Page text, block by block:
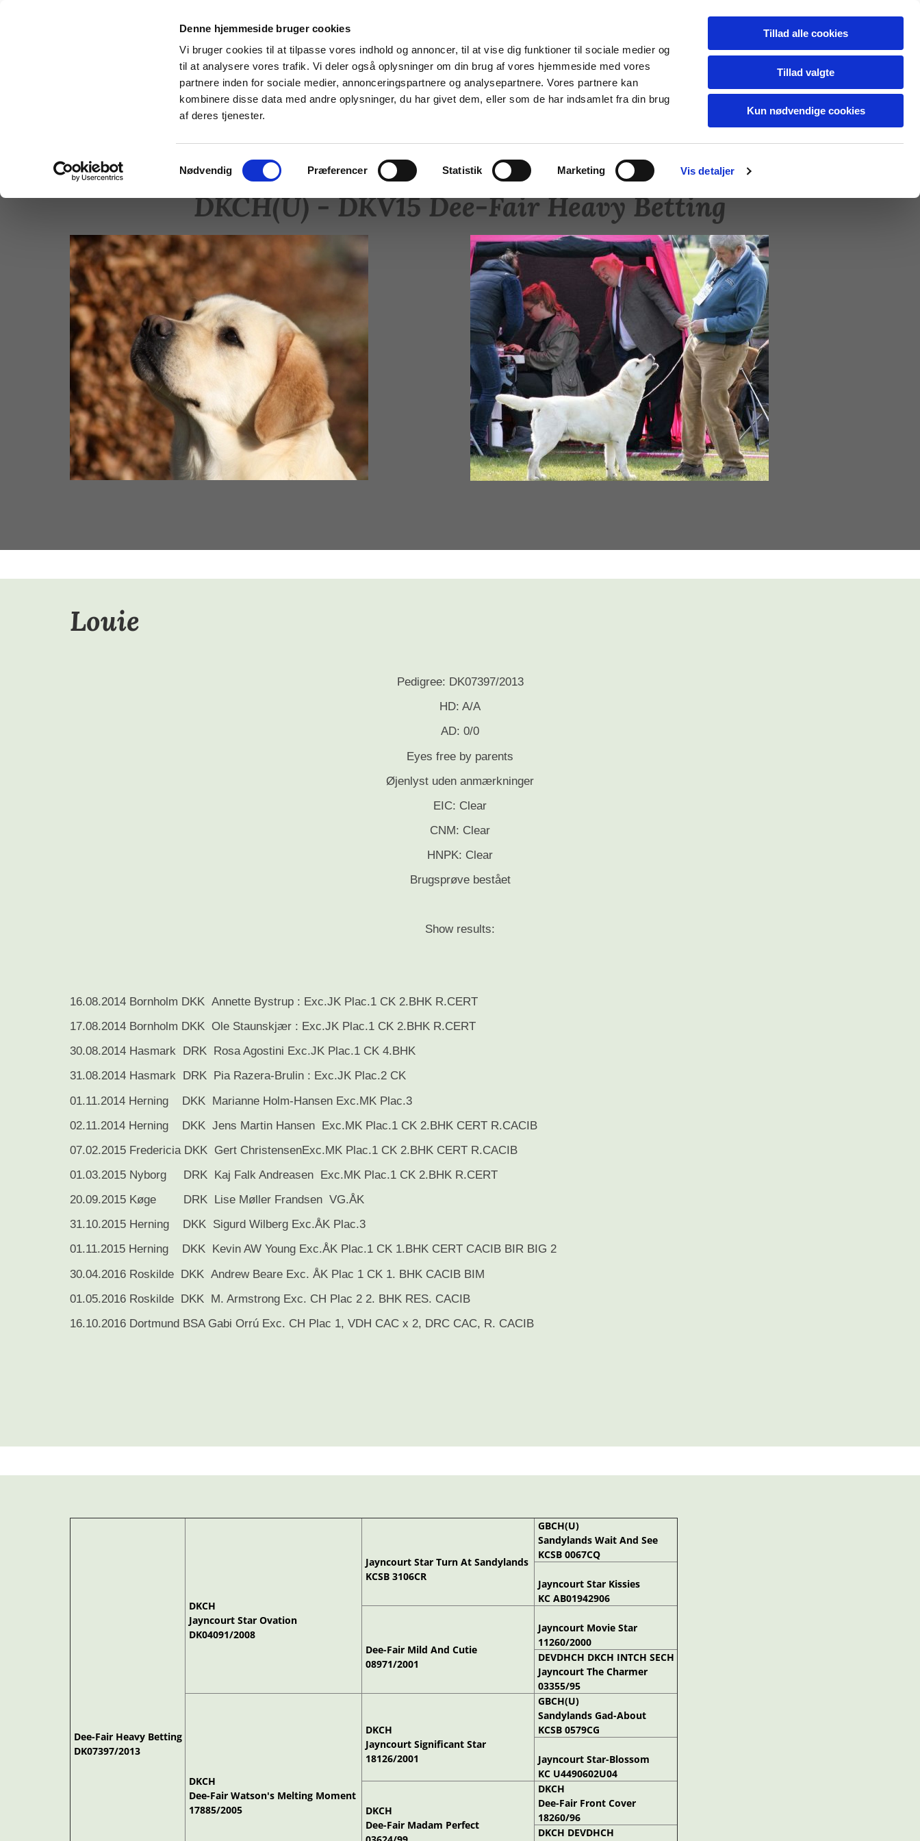
Denne hjemmeside bruger cookies
Vi bruger cookies til at tilpasse vores indhold og annoncer, til at vise dig funktioner til sociale medier og
til at analysere vores trafik. Vi deler også oplysninger om din brug af vores hjemmeside med vores
partnere inden for sociale medier, annonceringspartnere og analysepartnere. Vores partnere kan
kombinere disse data med andre oplysninger, du har givet dem, eller som de har indsamlet fra din brug
af deres tjenester.
Nødvendig Præferencer Statistik Marketing Vis detaljer
Tillad alle cookies
Tillad valgte
Kun nødvendige cookies
Phone: 0045 21923492
News Puppies Girls
DKCH(U) - DKV15 Dee-Fair Heavy Betting
Louie
Pedigree: DK07397/2013
HD: A/A
AD: 0/0
Eyes free by parents
Øjenlyst uden anmærkninger
EIC: Clear
CNM: Clear
HNPK: Clear
Brugsprøve bestået
Show results:
16.08.2014 Bornholm DKK Annette Bystrup : Exc.JK Plac.1 CK 2.BHK R.CERT
17.08.2014 Bornholm DKK Ole Staunskjær : Exc.JK Plac.1 CK 2.BHK R.CERT
30.08.2014 Hasmark DRK Rosa Agostini Exc.JK Plac.1 CK 4.BHK
31.08.2014 Hasmark DRK Pia Razera-Brulin : Exc.JK Plac.2 CK
01.11.2014 Herning DKK Marianne Holm-Hansen Exc.MK Plac.3
02.11.2014 Herning DKK Jens Martin Hansen Exc.MK Plac.1 CK 2.BHK CERT R.CACIB
07.02.2015 Fredericia DKK Gert ChristensenExc.MK Plac.1 CK 2.BHK CERT R.CACIB
01.03.2015 Nyborg DRK Kaj Falk Andreasen Exc.MK Plac.1 CK 2.BHK R.CERT
20.09.2015 Køge DRK Lise Møller Frandsen VG.ÅK
31.10.2015 Herning DKK Sigurd Wilberg Exc.ÅK Plac.3
01.11.2015 Herning DKK Kevin AW Young Exc.ÅK Plac.1 CK 1.BHK CERT CACIB BIR BIG 2
30.04.2016 Roskilde DKK Andrew Beare Exc. ÅK Plac 1 CK 1. BHK CACIB BIM
01.05.2016 Roskilde DKK M. Armstrong Exc. CH Plac 2 2. BHK RES. CACIB
16.10.2016 Dortmund BSA Gabi Orrú Exc. CH Plac 1, VDH CAC x 2, DRC CAC, R. CACIB
Dee-Fair Heavy Betting
DK07397/2013
DKCH
Jayncourt Star Ovation
DK04091/2008
Jayncourt Star Turn At Sandylands
KCSB 3106CR
GBCH(U)
Sandylands Wait And See
KCSB 0067CQ
Jayncourt Star Kissies
KC AB01942906
Dee-Fair Mild And Cutie
08971/2001
Jayncourt Movie Star
11260/2000
DEVDHCH DKCH INTCH SECH
Jayncourt The Charmer
03355/95
DKCH
Dee-Fair Watson's Melting Moment
17885/2005
DKCH
Jayncourt Significant Star
18126/2001
GBCH(U)
Sandylands Gad-About
KCSB 0579CG
Jayncourt Star-Blossom
KC U4490602U04
DKCH
Dee-Fair Madam Perfect
DKCH
Dee-Fair Front Cover
18260/96
DKCH DEVDHCH